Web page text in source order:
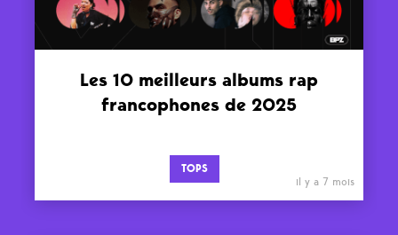
Les 10 meilleurs albums rap
francophones de 2025
TOPS
il y a 7 mois